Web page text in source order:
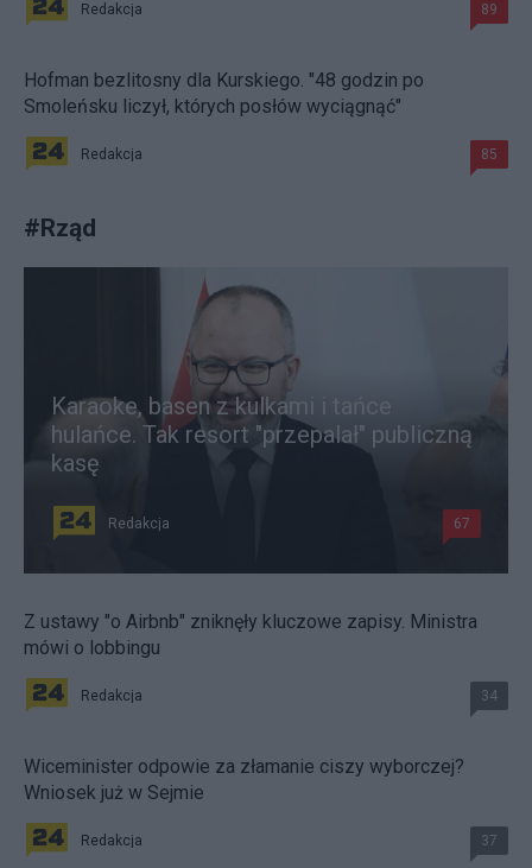
Redakcja 89
Hofman bezlitosny dla Kurskiego. "48 godzin po
Smoleńsku liczył, których posłów wyciągnąć"
Redakcja 85
#Rząd
Karaoke, basen z kulkami i tańce
hulańce. Tak resort "przepalał" publiczną
kasę
Redakcja 67
Z ustawy "o Airbnb" zniknęły kluczowe zapisy. Ministra
mówi o lobbingu
Redakcja 34
Wiceminister odpowie za złamanie ciszy wyborczej?
Wniosek już w Sejmie
Redakcja 37